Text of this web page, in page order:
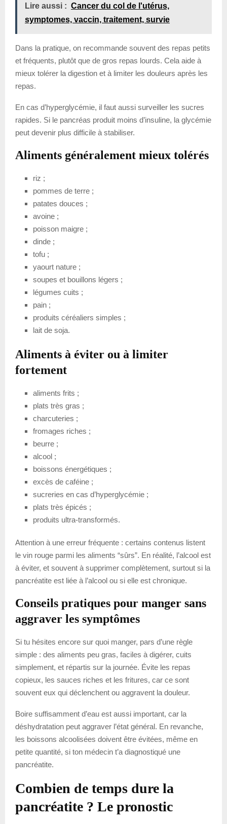
Lire aussi : Cancer du col de l'utérus,
symptomes, vaccin, traitement, survie
Dans la pratique, on recommande souvent des repas petits
et fréquents, plutôt que de gros repas lourds. Cela aide à
mieux tolérer la digestion et à limiter les douleurs après les
repas.
En cas d’hyperglycémie, il faut aussi surveiller les sucres
rapides. Si le pancréas produit moins d’insuline, la glycémie
peut devenir plus difficile à stabiliser.
Aliments généralement mieux tolérés
riz ;
pommes de terre ;
patates douces ;
avoine ;
poisson maigre ;
dinde ;
tofu ;
yaourt nature ;
soupes et bouillons légers ;
légumes cuits ;
pain ;
produits céréaliers simples ;
lait de soja.
Aliments à éviter ou à limiter
fortement
aliments frits ;
plats très gras ;
charcuteries ;
fromages riches ;
beurre ;
alcool ;
boissons énergétiques ;
excès de caféine ;
sucreries en cas d’hyperglycémie ;
plats très épicés ;
produits ultra-transformés.
Attention à une erreur fréquente : certains contenus listent
le vin rouge parmi les aliments “sûrs”. En réalité, l’alcool est
à éviter, et souvent à supprimer complètement, surtout si la
pancréatite est liée à l’alcool ou si elle est chronique.
Conseils pratiques pour manger sans
aggraver les symptômes
Si tu hésites encore sur quoi manger, pars d’une règle
simple : des aliments peu gras, faciles à digérer, cuits
simplement, et répartis sur la journée. Évite les repas
copieux, les sauces riches et les fritures, car ce sont
souvent eux qui déclenchent ou aggravent la douleur.
Boire suffisamment d’eau est aussi important, car la
déshydratation peut aggraver l’état général. En revanche,
les boissons alcoolisées doivent être évitées, même en
petite quantité, si ton médecin t’a diagnostiqué une
pancréatite.
Combien de temps dure la
pancréatite ? Le pronostic